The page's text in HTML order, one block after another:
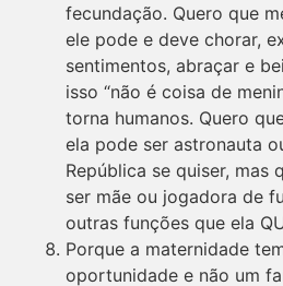
fecundação. Quero que
ele pode e deve chorar,
sentimentos, abraçar e
isso “não é coisa de
torna humanos. Quero
ela pode ser astronauta
República se quiser, mas
ser mãe ou jogadora de
outras funções que ela
Porque a maternidade
oportunidade e não um